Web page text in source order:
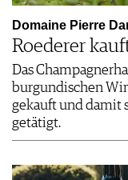
Domaine Pierre
Roederer
Das
burgundischen
gekauft und damit
getätigt.